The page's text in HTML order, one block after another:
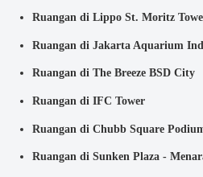
Ruangan di Lippo St. Moritz
Ruangan di Jakarta Aquarium
Ruangan di The Breeze BSD City
Ruangan di IFC Tower
Ruangan di Chubb Square
Ruangan di Sunken Plaza -